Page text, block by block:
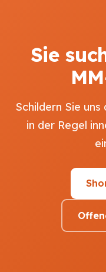
Sie
Schildern Sie uns
in der Regel